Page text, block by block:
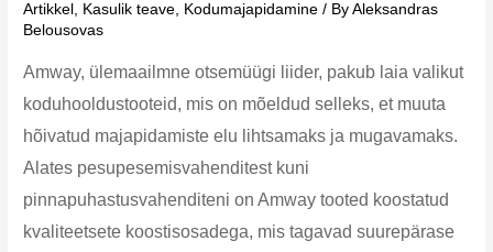
Artikkel , Kasulik teave, Kodumajapidamine / ByAleksandras
Belousovas
Amway, ülemaailmne otsemüügi liider, pakub laia valikut
koduhooldustooteid, mis on mõeldud selleks, et muuta
hõivatud majapidamiste elu lihtsamaks ja mugavamaks.
Alates pesupesemisvahenditest kuni
pinnapuhastusvahenditeni on Amway tooted koostatud
kvaliteetsete koostisosadega, mis tagavad suurepärase